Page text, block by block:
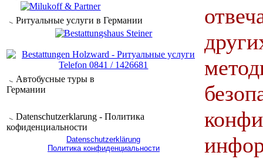
Ритуальные услуги в Германии
Автобусные туры в
Германии
Datenschutzerklarung - Политика
кофиденциальности
Datenschutzerklärung
Политика конфиденциальности